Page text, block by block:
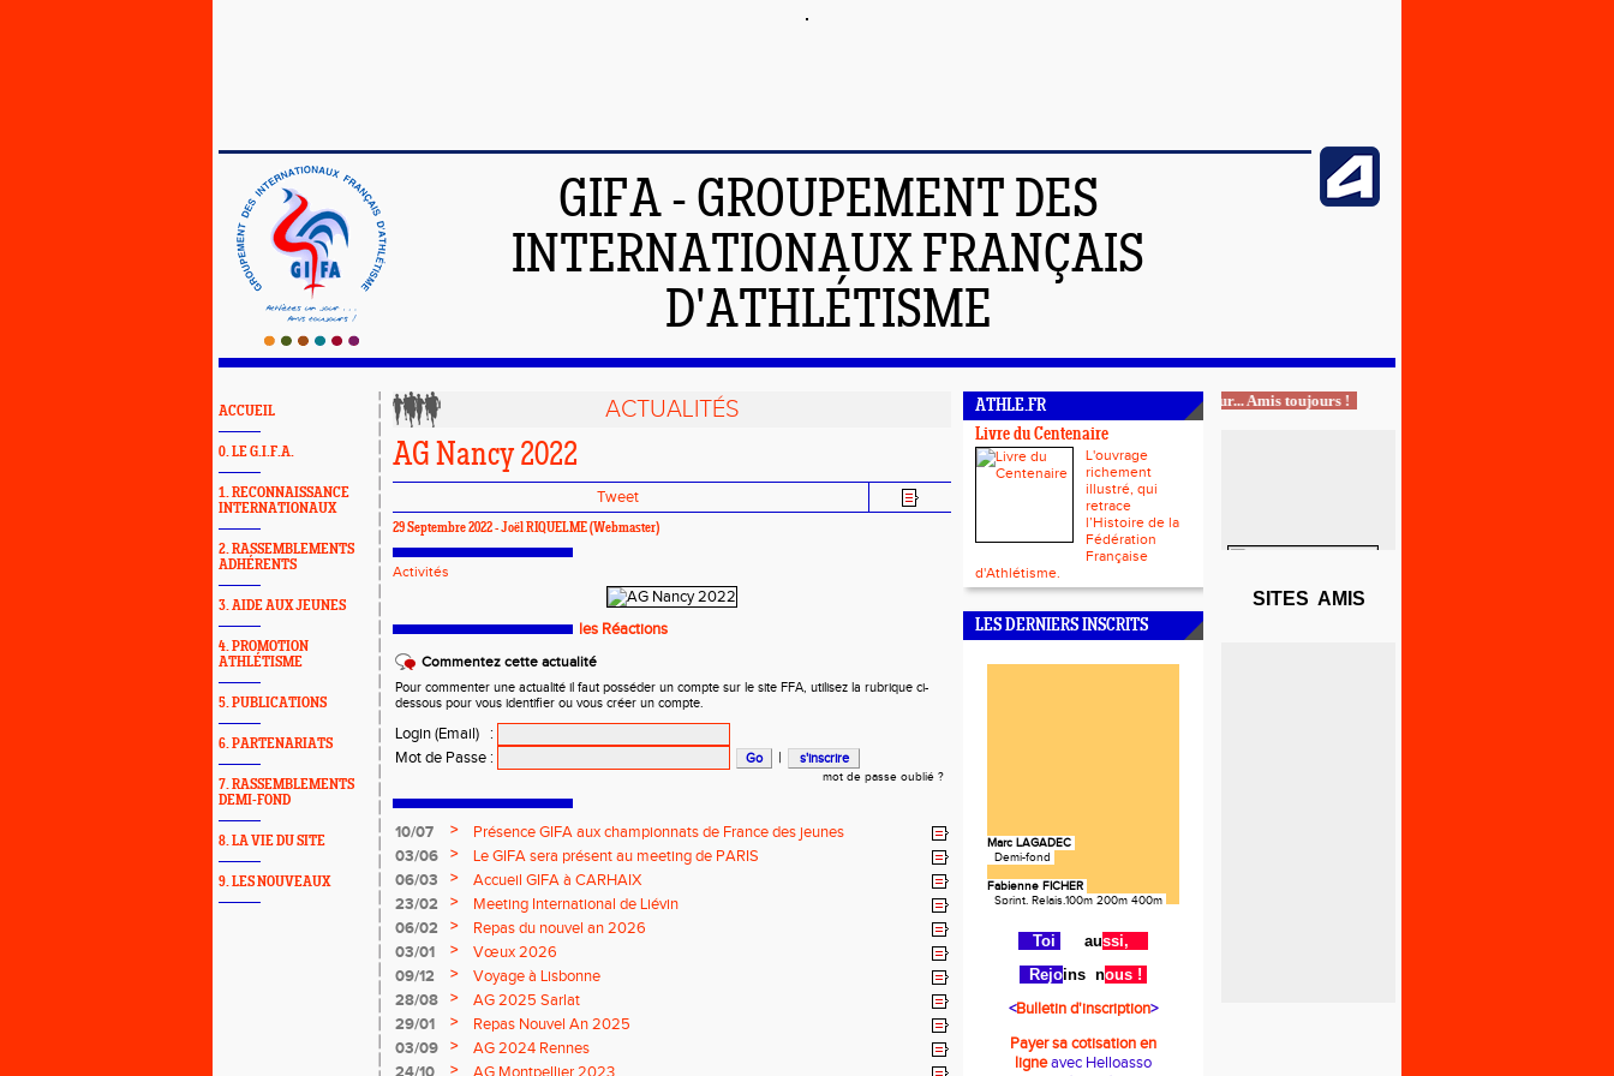
GIFA - GROUPEMENT DES
INTERNATIONAUX FRANÇAIS
D'ATHLÉTISME
ACCUEIL
0. LE G.I.F.A.
1. RECONNAISSANCE
INTERNATIONAUX
2. RASSEMBLEMENTS
ADHÉRENTS
3. AIDE AUX JEUNES
4. PROMOTION
ATHLÉTISME
5. PUBLICATIONS
6. PARTENARIATS
7. RASSEMBLEMENTS
DEMI-FOND
8. LA VIE DU SITE
9. LES NOUVEAUX
ACTUALITÉS
AG Nancy 2022
Tweet
29 Septembre 2022 -Joël RIQUELME(Webmaster)
Activités
les Réactions
Commentez cette actualité
Pour commenter une actualité il faut posséder un compte sur le site FFA, utilisez la rubrique ci-
dessous pour vous identifier ou vous créer un compte.
Login (Email)
:
Mot de Passe : |
mot de passe oublié ?
10/07 >
Présence GIFA aux championnats de France des jeunes
03/06
>
Le GIFA sera présent au meeting de PARIS
06/03
>
Accueil GIFA à CARHAIX
23/02
>
Meeting International de Liévin
06/02
>
Repas du nouvel an 2026
03/01
>
Vœux 2026
09/12
>
Voyage à Lisbonne
28/08
>
AG 2025 Sarlat
29/01
>
Repas Nouvel An 2025
03/09
>
AG 2024 Rennes
>
ATHLE.FR
Livre du Centenaire
L'ouvrage
richement
illustré, qui
retrace
l’Histoire de la
Fédération
Française
d'Athlétisme.
LES DERNIERS INSCRITS
Marc LAGADEC
Demi-fond
Fabienne FICHER
Sprint, Relais,100m 200m 400m
25km, Montagne
Lucien SAINTE ROSE
Sprint, Relais,100m 200m 400m
Luc GODET
Cécile MALFONDET
Sprint 400m
Toi aussi,
Rejoins nous !
<Bulletin d'inscription>
Payer sa cotisation en
ligneavec Helloasso
Athlètes un jour... Amis toujours !
SITES AMIS